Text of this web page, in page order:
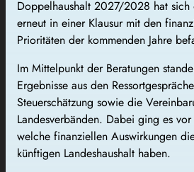
Doppelhaushalt 2027/2028 hat sich
erneut in einer Klausur mit den
Prioritäten der kommenden Jahre
Im Mittelpunkt der Beratungen
Ergebnisse aus den
Steuerschätzung sowie die
Landesverbänden. Dabei ging es
welche finanziellen Auswirkungen
künftigen Landeshaushalt haben.